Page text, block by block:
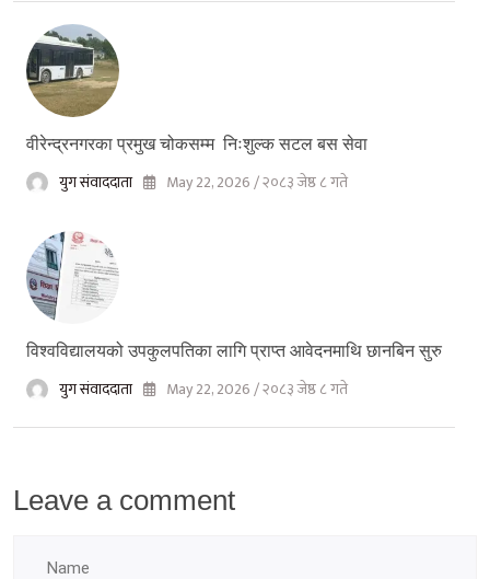
वीरेन्द्रनगरका प्रमुख चोकसम्म निःशुल्क सटल बस सेवा
युग संवाददाता May 22, 2026 / २०८३ जेष्ठ ८ गते
विश्वविद्यालयको उपकुलपतिका लागि प्राप्त आवेदनमाथि छानबिन सुरु
युग संवाददाता May 22, 2026 / २०८३ जेष्ठ ८ गते
Leave a comment